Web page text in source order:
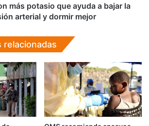
más potasio que ayuda a bajar la
arterial y dormir mejor
relacionadas